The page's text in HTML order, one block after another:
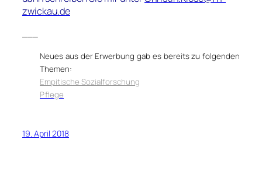
zwickau.de
Neues aus der Erwerbung gab es bereits zu folgenden
Themen:
Empitische Sozialforschung
Pflege
19. April 2018